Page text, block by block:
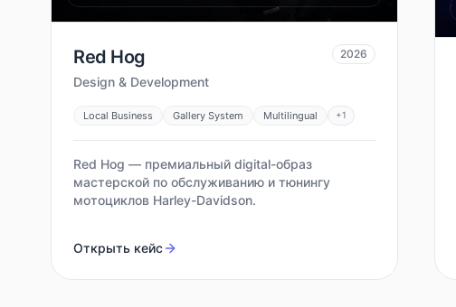
Red Hog 2026
Design & Development
Local Business Gallery System Multilingual +1
Red Hog — премиальный digital-образ
мастерской по обслуживанию и тюнингу
мотоциклов Harley-Davidson.
Открыть кейс